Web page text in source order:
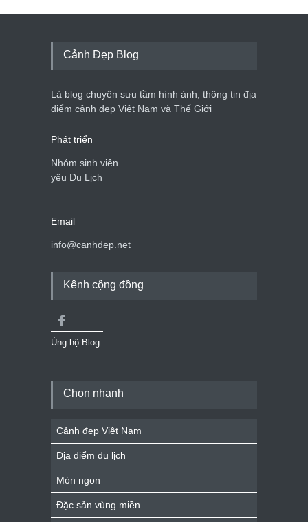
Tam giác mạch khoe sắc
du lịch quốc gia
Cảnh đẹp Việt Nam 24/04/2020
Cảnh Đẹp Blog
Là blog chuyên sưu tầm hình ảnh, thông tin địa
điểm cảnh đẹp Việt Nam và Thế Giới
Phát triển
Nhóm sinh viên
yêu Du Lịch
Email
info@canhdep.net
Kênh cộng đồng
Ủng hộ Blog
Chọn nhanh
Cảnh đẹp Việt Nam
Địa điểm du lịch
Món ngon
Đặc sản vùng miền